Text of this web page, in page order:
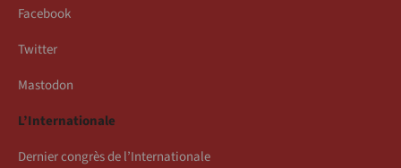
Facebook
Twitter
Mastodon
L’Internationale
Dernier congrès de l’Internationale